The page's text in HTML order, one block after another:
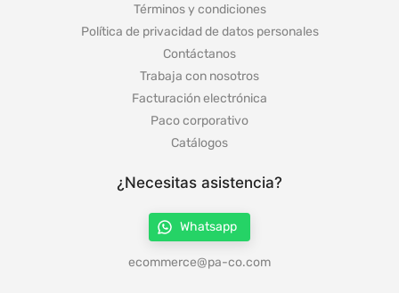
Términos y condiciones
Política de privacidad de datos personales
Contáctanos
Trabaja con nosotros
Facturación electrónica
Paco corporativo
Catálogos
¿Necesitas asistencia?
Whatsapp
ecommerce@pa-co.com